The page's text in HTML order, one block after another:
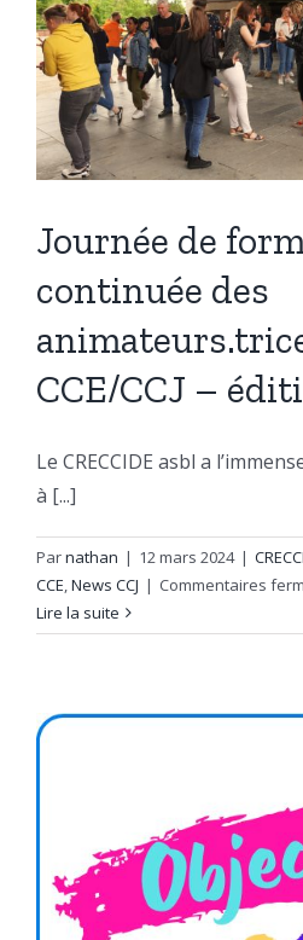
Journée de
continuée des
CCE/CCJ –
Le CRECCIDE asbl a
à [...]
Parnathan | 12 mars 2024 |
CCE,News CCJ | Commentaires
Lire la suite